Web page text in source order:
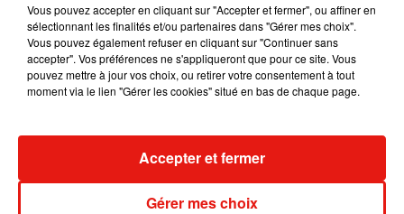
Le fourmilier géant fait son retour
en Argentine, et en pleine...
invités...
Vous pouvez accepter en cliquant sur "Accepter et fermer", ou affiner en
sélectionnant les finalités et/ou partenaires dans "Gérer mes choix".
Vous pouvez également refuser en cliquant sur "Continuer sans
accepter". Vos préférences ne s'appliqueront que pour ce site. Vous
pouvez mettre à jour vos choix, ou retirer votre consentement à tout
moment via le lien "Gérer les cookies" situé en bas de chaque page.
Gérer mes choix
Accepter et fermer